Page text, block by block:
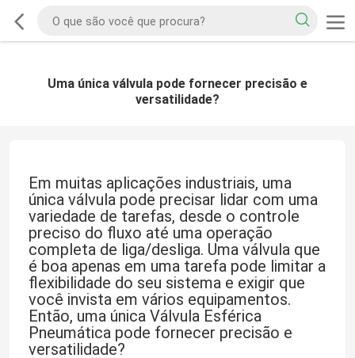
Uma única válvula pode fornecer precisão e
versatilidade?
Em muitas aplicações industriais, uma
única válvula pode precisar lidar com uma
variedade de tarefas, desde o controle
preciso do fluxo até uma operação
completa de liga/desliga. Uma válvula que
é boa apenas em uma tarefa pode limitar a
flexibilidade do seu sistema e exigir que
você invista em vários equipamentos.
Então, uma única Válvula Esférica
Pneumática pode fornecer precisão e
versatilidade?